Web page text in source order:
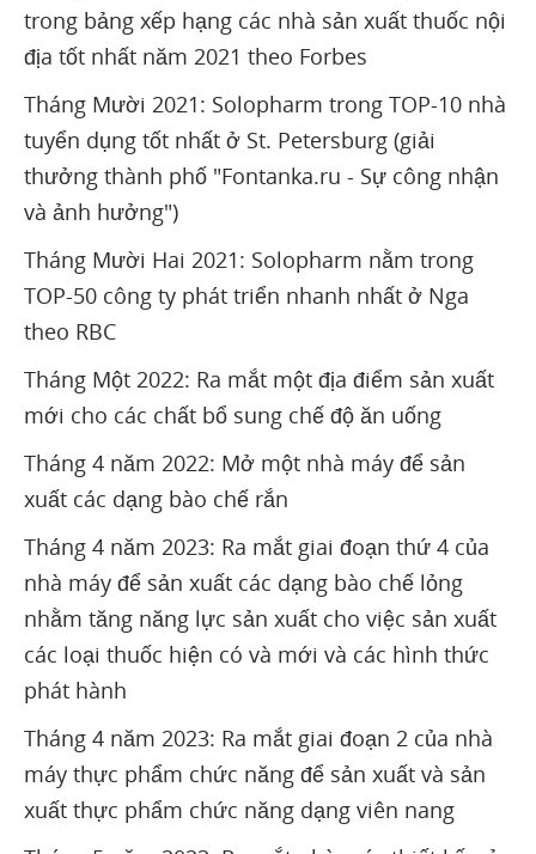
trong bảng xếp hạng các nhà sản xuất thuốc nội
địa tốt nhất năm 2021 theo Forbes
Tháng Mười 2021: Solopharm trong TOP-10 nhà
tuyển dụng tốt nhất ở St. Petersburg (giải
thưởng thành phố "Fontanka.ru - Sự công nhận
và ảnh hưởng")
Tháng Mười Hai 2021: Solopharm nằm trong
TOP-50 công ty phát triển nhanh nhất ở Nga
theo RBC
Tháng Một 2022: Ra mắt một địa điểm sản xuất
mới cho các chất bổ sung chế độ ăn uống
Tháng 4 năm 2022: Mở một nhà máy để sản
xuất các dạng bào chế rắn
Tháng 4 năm 2023: Ra mắt giai đoạn thứ 4 của
nhà máy để sản xuất các dạng bào chế lỏng
nhằm tăng năng lực sản xuất cho việc sản xuất
các loại thuốc hiện có và mới và các hình thức
phát hành
Tháng 4 năm 2023: Ra mắt giai đoạn 2 của nhà
máy thực phẩm chức năng để sản xuất và sản
xuất thực phẩm chức năng dạng viên nang